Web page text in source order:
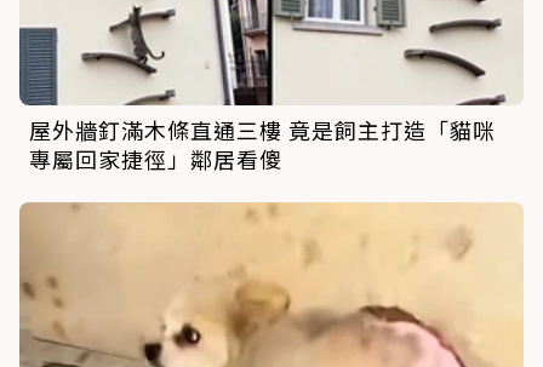
屋外牆釘滿木條直通三樓 竟是飼主打造「貓咪
專屬回家捷徑」鄰居看傻